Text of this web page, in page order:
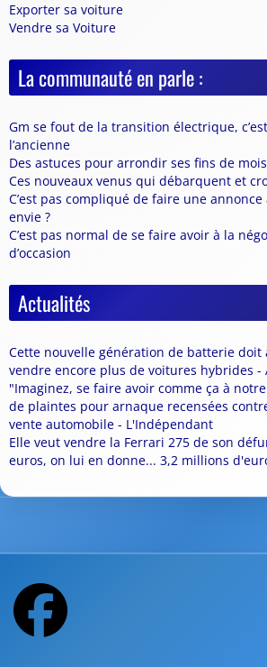
Exporter sa voiture
Vendre sa Voiture
La communauté en parle :
Gm se fout de la transition électrique,
l’ancienne
Des astuces pour arrondir ses fins de
Ces nouveaux venus qui débarquent et
C’est pas compliqué de faire une
envie ?
C’est pas normal de se faire avoir à la
d’occasion
Actualités
Cette nouvelle génération de batterie doit
vendre encore plus de voitures hybrides -
"Imaginez, se faire avoir comme ça à
de plaintes pour arnaque recensées
vente automobile - L'Indépendant
Elle veut vendre la Ferrari 275 de son
euros, on lui en donne... 3,2 millions